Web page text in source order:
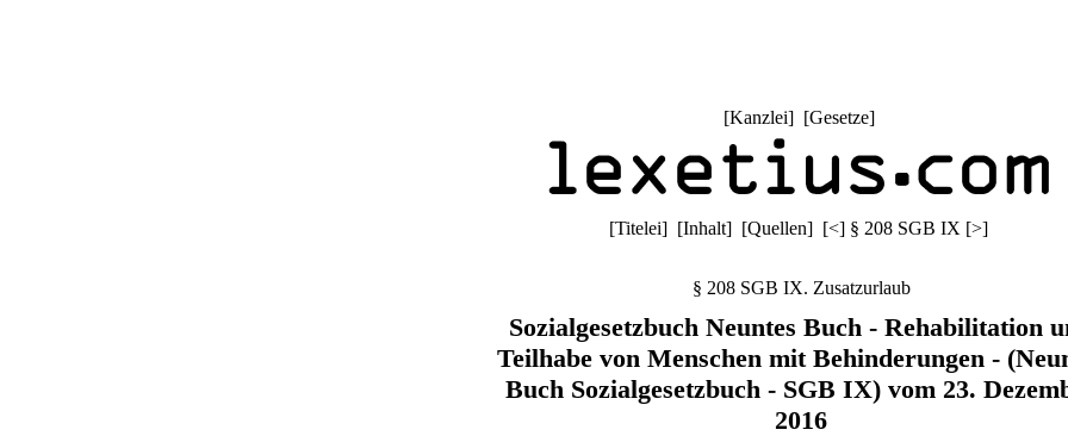
[Kanzlei] [Gesetze]
[Titelei] [Inhalt] [Quellen] [<] § 208 SGB IX [>]
§ 208 SGB IX. Zusatzurlaub
Sozialgesetzbuch Neuntes Buch - Rehabilitation
Teilhabe von Menschen mit Behinderungen -
Buch Sozialgesetzbuch - SGB IX) vom 23.
2016